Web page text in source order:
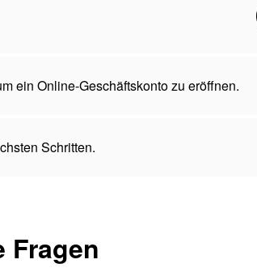
ein Online-Geschäftskonto zu eröffnen.
Schritten.
Fragen